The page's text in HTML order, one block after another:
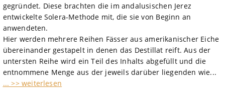
gegründet. Diese brachten die im andalusischen Jerez
entwickelte Solera-Methode mit, die sie von Beginn an
anwendeten.
Hier werden mehrere Reihen Fässer aus amerikanischer Eiche
übereinander gestapelt in denen das Destillat reift. Aus der
untersten Reihe wird ein Teil des Inhalts abgefüllt und die
entnommene Menge aus der jeweils darüber liegenden wie...
... >> weiterlesen